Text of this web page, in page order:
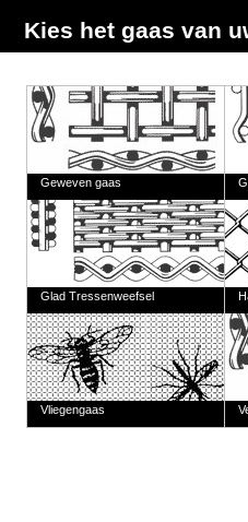
Kies het gaas van
Geweven gaas
Glad Tressenweefsel
Vliegengaas